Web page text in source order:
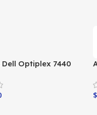
Dell Optiplex 7440
$